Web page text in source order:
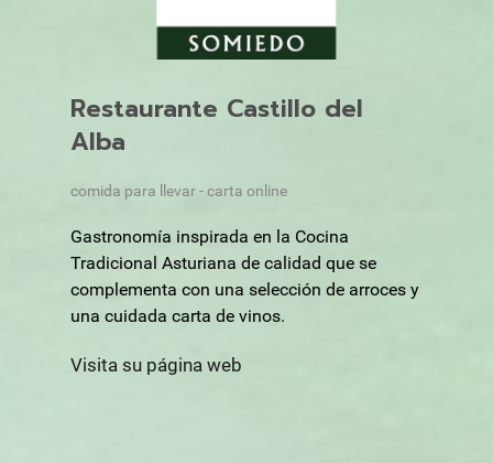
Restaurante Castillo del
Alba
comida para llevar - carta online
Gastronomía inspirada en la Cocina
Tradicional Asturiana de calidad que se
complementa con una selección de arroces y
una cuidada carta de vinos.
Visita su página web